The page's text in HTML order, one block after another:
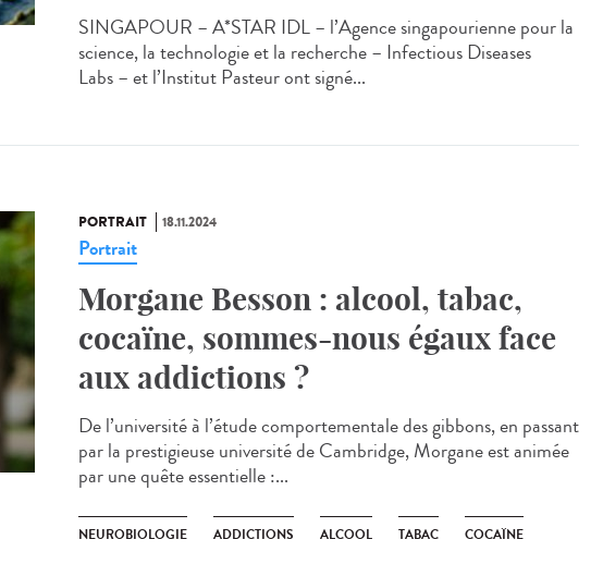
SINGAPOUR – A*STAR IDL – l’Agence singapourienne pour la
science, la technologie et la recherche – Infectious Diseases
Labs – et l’Institut Pasteur ont signé...
PORTRAIT 18.11.2024
Portrait
Morgane Besson : alcool, tabac,
cocaïne, sommes-nous égaux face
aux addictions ?
De l’université à l’étude comportementale des gibbons, en passant
par la prestigieuse université de Cambridge, Morgane est animée
par une quête essentielle :...
NEUROBIOLOGIE ADDICTIONS ALCOOL TABAC COCAÏNE